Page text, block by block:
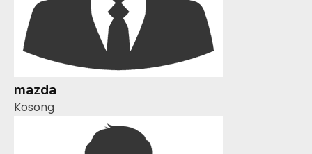
mazda
Kosong